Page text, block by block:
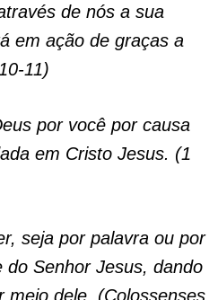
de nós a sua
em ação de graças a
11)
por você por causa
em Cristo Jesus. (1
seja por palavra ou por
Senhor Jesus, dando
meio dele. (Colossenses